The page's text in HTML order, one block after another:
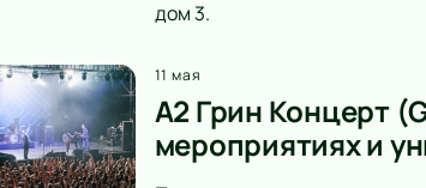
дом 3.
11 мая
А2 Грин Концерт
мероприятиях и